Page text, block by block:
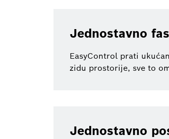
Jednostavno
EasyControl prati
zidu prostorije, sve to
Jednostavno